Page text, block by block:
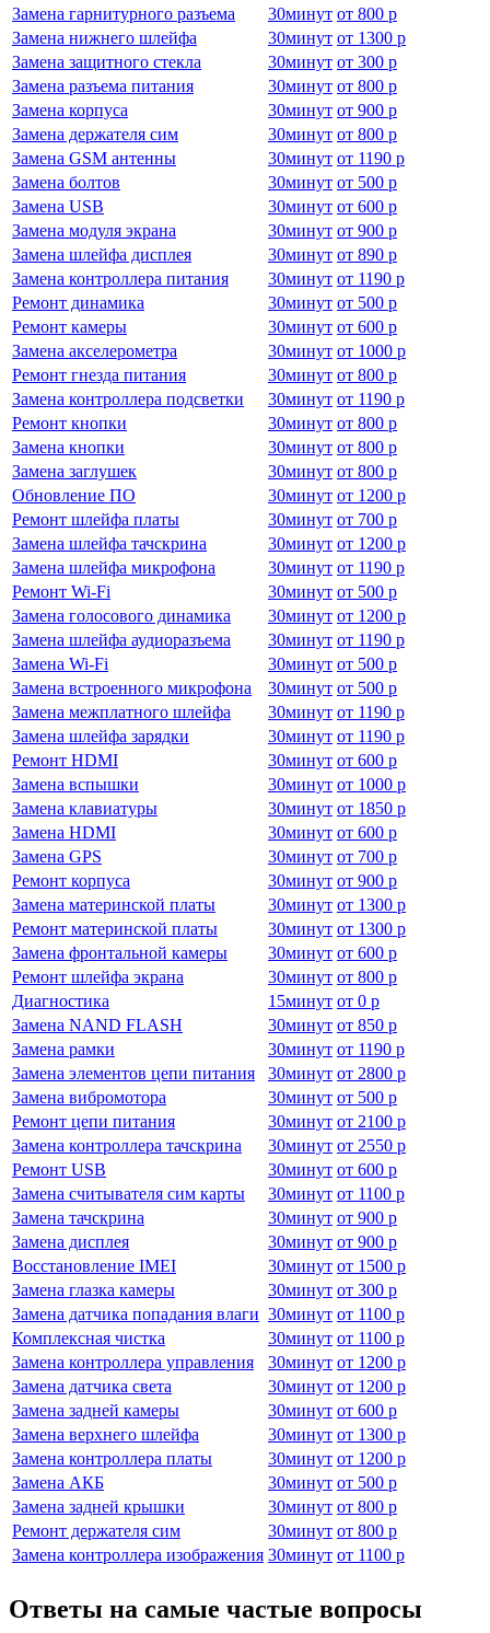
Замена гарнитурного разъема
30минут от 800 р
Замена нижнего шлейфа
30минут от 1300 р
Замена защитного стекла
30минут от 300 р
Замена разъема питания
30минут от 800 р
Замена корпуса
30минут от 900 р
Замена держателя сим
30минут от 800 р
Замена GSM антенны
30минут от 1190 р
Замена болтов
30минут от 500 р
Замена USB
30минут от 600 р
Замена модуля экрана
30минут от 900 р
Замена шлейфа дисплея
30минут от 890 р
Замена контроллера питания
30минут от 1190 р
Ремонт динамика
30минут от 500 р
Ремонт камеры
30минут от 600 р
Замена акселерометра
30минут от 1000 р
Ремонт гнезда питания
30минут от 800 р
Замена контроллера подсветки
30минут от 1190 р
Ремонт кнопки
30минут от 800 р
Замена кнопки
30минут от 800 р
Замена заглушек
30минут от 800 р
Обновление ПО
30минут от 1200 р
Ремонт шлейфа платы
30минут от 700 р
Замена шлейфа тачскрина
30минут от 1200 р
Замена шлейфа микрофона
30минут от 1190 р
Ремонт Wi-Fi
30минут от 500 р
Замена голосового динамика
30минут от 1200 р
Замена шлейфа аудиоразъема
30минут от 1190 р
Замена Wi-Fi
30минут от 500 р
Замена встроенного микрофона
30минут от 500 р
Замена межплатного шлейфа
30минут от 1190 р
Замена шлейфа зарядки
30минут от 1190 р
Ремонт HDMI
30минут от 600 р
Замена вспышки
30минут от 1000 р
Замена клавиатуры
30минут от 1850 р
Замена HDMI
30минут от 600 р
Замена GPS
30минут от 700 р
Ремонт корпуса
30минут от 900 р
Замена материнской платы
30минут от 1300 р
Ремонт материнской платы
30минут от 1300 р
Замена фронтальной камеры
30минут от 600 р
Ремонт шлейфа экрана
30минут от 800 р
Диагностика
15минут от 0 р
Замена NAND FLASH
30минут от 850 р
Замена рамки
30минут от 1190 р
Замена элементов цепи питания
30минут от 2800 р
Замена вибромотора
30минут от 500 р
Ремонт цепи питания
30минут от 2100 р
Замена контроллера тачскрина
30минут от 2550 р
Ремонт USB
30минут от 600 р
Замена считывателя сим карты
30минут от 1100 р
Замена тачскрина
30минут от 900 р
Замена дисплея
30минут от 900 р
Восстановление IMEI
30минут от 1500 р
Замена глазка камеры
30минут от 300 р
Замена датчика попадания влаги 30минут от 1100 р
Комплексная чистка
30минут от 1100 р
Замена контроллера управления
30минут от 1200 р
Замена датчика света
30минут от 1200 р
Замена задней камеры
30минут от 600 р
Замена верхнего шлейфа
30минут от 1300 р
Замена контроллера платы
30минут от 1200 р
Замена АКБ
30минут от 500 р
Замена задней крышки
30минут от 800 р
Ремонт держателя сим
30минут от 800 р
Замена контроллера изображения 30минут от 1100 р
Ответы на самые частые вопросы